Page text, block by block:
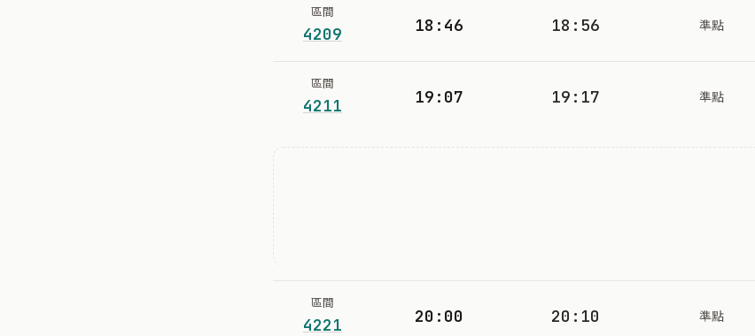
區間
4209 18:46 18:56 準點
區間
4211 19:07 19:17 準點
區間
4221 20:00 20:10 準點